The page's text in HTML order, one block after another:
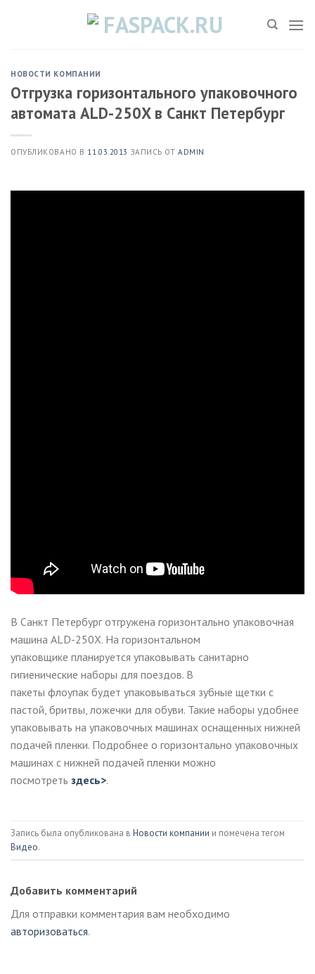
НОВОСТИ КОМПАНИИ
Отгрузка горизонтального упаковочного
автомата ALD-250X в Санкт Петербург
ОПУБЛИКОВАНО В 11.03.2013 ЗАПИСЬ ОТADMIN
В Санкт Петербург отгружена горизонтально упаковочная
машина ALD-250X. На горизонтальном
упаковщике планируется упаковывать санитарно
гигиенические наборы для поездов. В
пакеты флоупак будет упаковываться зубные щетки с
пастой, бритвы, ложечки для обуви. Такие наборы удобнее
упаковывать на упаковочных машинах оснащенных нижней
подачей пленки. Подробнее о горизонтально упаковочных
машинах с нижней подачей пленки можно
посмотреть здесь>.
Запись была опубликована в Новости компании и помечена тегом
Видео.
Добавить комментарий
Для отправки комментария вам необходимо
авторизоваться.